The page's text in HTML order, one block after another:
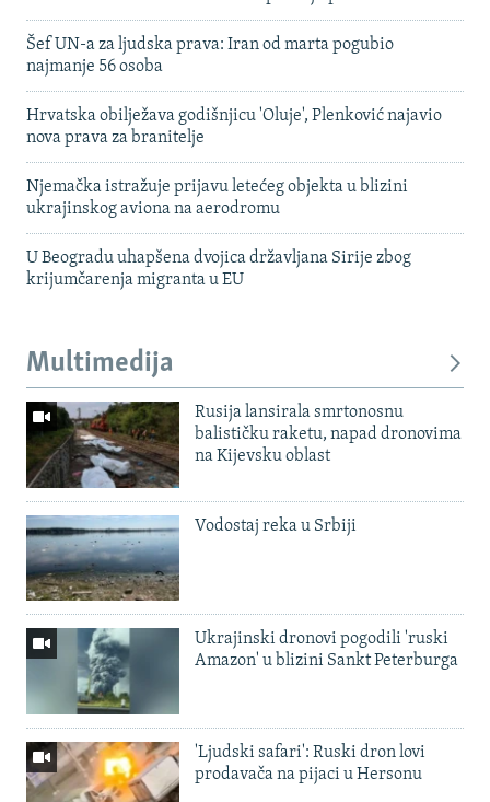
Šef UN-a za ljudska prava: Iran od marta pogubio
najmanje 56 osoba
Hrvatska obilježava godišnjicu 'Oluje', Plenković najavio
nova prava za branitelje
Njemačka istražuje prijavu letećeg objekta u blizini
ukrajinskog aviona na aerodromu
U Beogradu uhapšena dvojica državljana Sirije zbog
krijumčarenja migranta u EU
Multimedija
Rusija lansirala smrtonosnu
balističku raketu, napad dronovima
na Kijevsku oblast
Vodostaj reka u Srbiji
Ukrajinski dronovi pogodili 'ruski
Amazon' u blizini Sankt Peterburga
'Ljudski safari': Ruski dron lovi
prodavača na pijaci u Hersonu